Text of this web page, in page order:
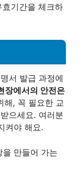
기간을 체크하
서 발급 과정에
장에서의 안전은
해, 꼭 필요한 교
으세요. 여러분
켜야 해요.
만들어 가는